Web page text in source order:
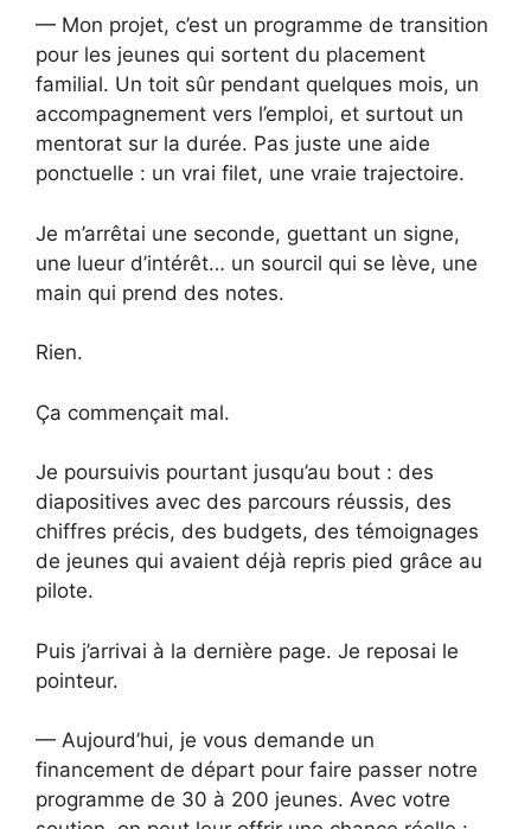
— Mon projet, c’est un programme de transition
pour les jeunes qui sortent du placement
familial. Un toit sûr pendant quelques mois, un
accompagnement vers l’emploi, et surtout un
mentorat sur la durée. Pas juste une aide
ponctuelle : un vrai filet, une vraie trajectoire.
Je m’arrêtai une seconde, guettant un signe,
une lueur d’intérêt… un sourcil qui se lève, une
main qui prend des notes.
Rien.
Ça commençait mal.
Je poursuivis pourtant jusqu’au bout : des
diapositives avec des parcours réussis, des
chiffres précis, des budgets, des témoignages
de jeunes qui avaient déjà repris pied grâce au
pilote.
Puis j’arrivai à la dernière page. Je reposai le
pointeur.
— Aujourd’hui, je vous demande un
financement de départ pour faire passer notre
programme de 30 à 200 jeunes. Avec votre